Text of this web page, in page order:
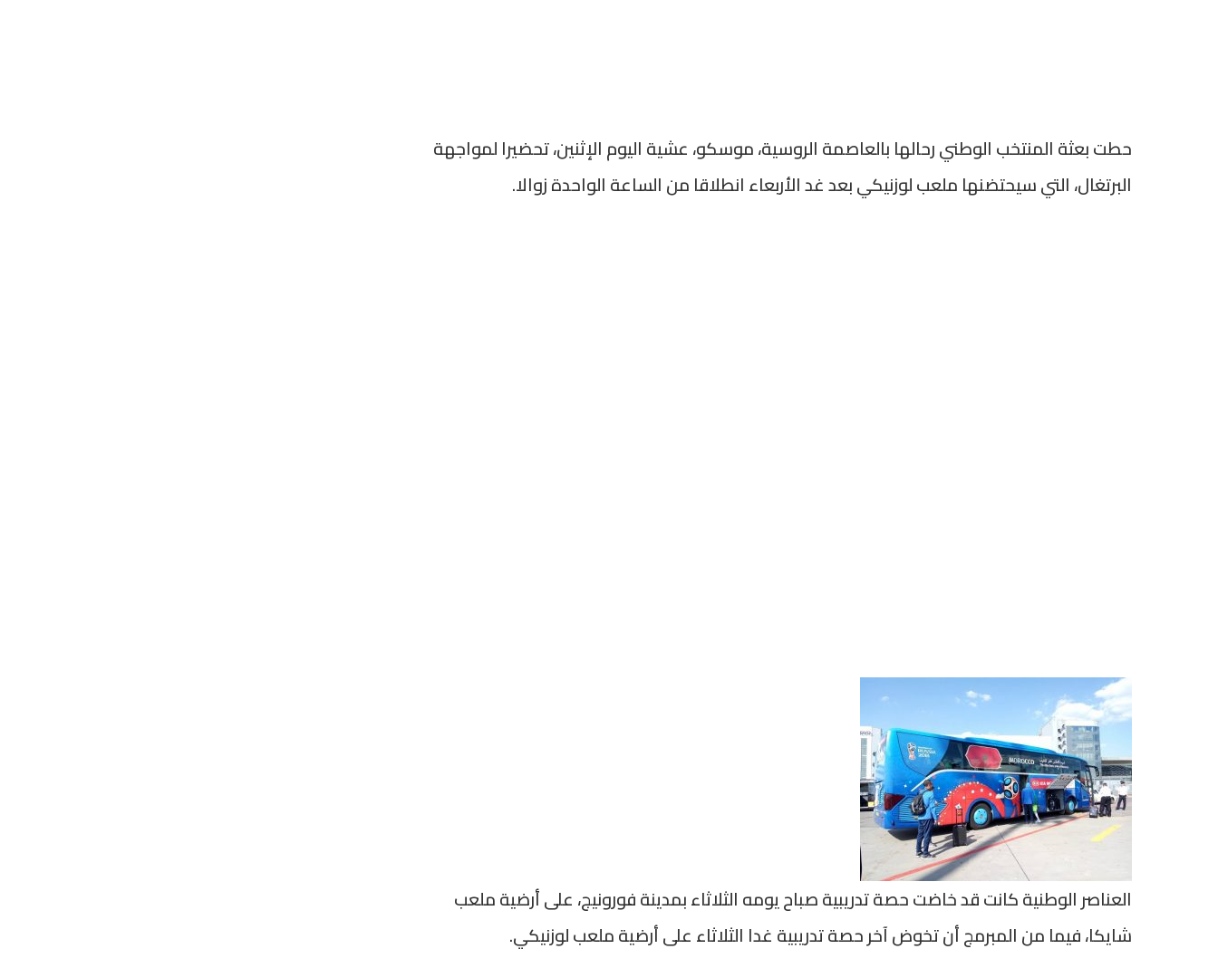
حطت بعثة المنتخب الوطني رحالها بالعاصمة الروسية، موسكو، عشية اليوم الإثنين، تحضيرا لمواجهة
البرتغال، التي سيحتضنها ملعب لوزنيكي بعد غد الأربعاء انطلاقا من الساعة الواحدة زوالا.
العناصر الوطنية كانت قد خاضت حصة تدريبية صباح يومه الثلاثاء بمدينة فورونيج، على أرضية ملعب
شايكا، فيما من المبرمج أن تخوض آخر حصة تدريبية غدا الثلاثاء على أرضية ملعب لوزنيكي.